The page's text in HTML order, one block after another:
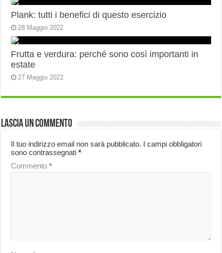
Plank: tutti i benefici di questo esercizio
28 Maggio 2022
Frutta e verdura: perché sono così importanti in
estate
27 Maggio 2022
Lascia un commento
Il tuo indirizzo email non sarà pubblicato. I campi obbligatori
sono contrassegnati*
Commento*